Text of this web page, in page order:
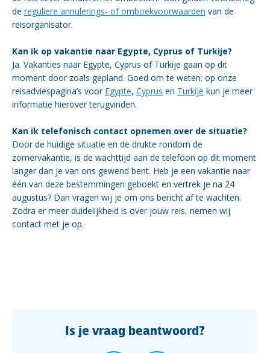
de reguliere annulerings- of omboekvoorwaarden van de
reisorganisator.
Kan ik op vakantie naar Egypte, Cyprus of Turkije?
Ja. Vakanties naar Egypte, Cyprus of Turkije gaan op dit
moment door zoals gepland. Goed om te weten: op onze
reisadviespagina’s voor Egypte, Cyprus en Turkije kun je meer
informatie hierover terugvinden.
Kan ik telefonisch contact opnemen over de situatie?
Door de huidige situatie en de drukte rondom de
zomervakantie, is de wachttijd aan de telefoon op dit moment
langer dan je van ons gewend bent. Heb je een vakantie naar
één van deze bestemmingen geboekt en vertrek je na 24
augustus? Dan vragen wij je om ons bericht af te wachten.
Zodra er meer duidelijkheid is over jouw reis, nemen wij
contact met je op.
Is je vraag beantwoord?